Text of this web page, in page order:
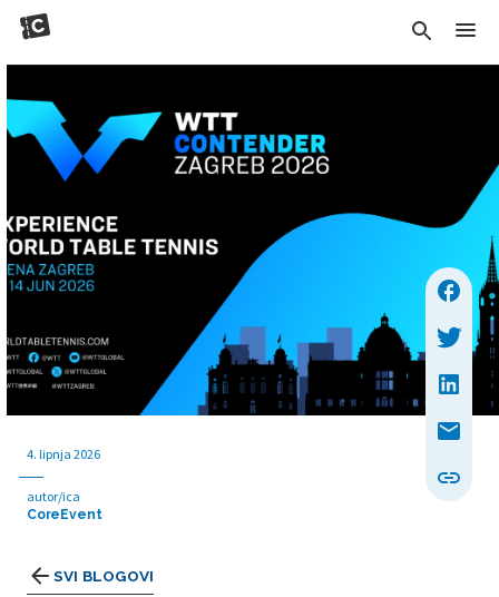
SVI BLOGOVI
4. lipnja 2026
autor/ica
CoreEvent